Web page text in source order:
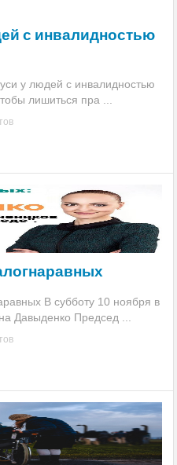
с инвалидностью
у людей с инвалидностью
лишиться пра ...
В субботу 10 ноября в
Давыденко Председ ...